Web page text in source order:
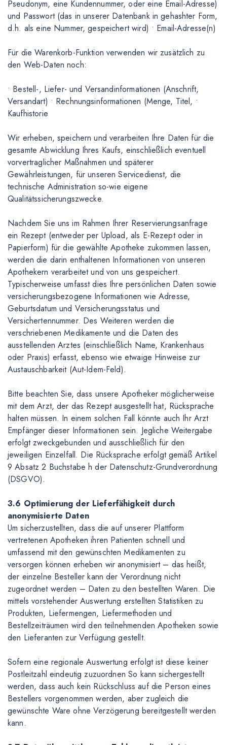
Pseudonym, eine Kundennummer, oder eine Email-Adresse)
und Passwort (das in unserer Datenbank in gehashter Form,
d.h. als eine Nummer, gespeichert wird) • Email-Adresse(n)
Für die Warenkorb-Funktion verwenden wir zusätzlich zu
den Web-Daten noch:
• Bestell-, Liefer- und Versandinformationen (Anschrift,
Versandart) • Rechnungsinformationen (Menge, Titel, •
Kaufhistorie
Wir erheben, speichern und verarbeiten Ihre Daten für die
gesamte Abwicklung Ihres Kaufs, einschließlich eventuell
vorvertraglicher Maßnahmen und späterer
Gewährleistungen, für unseren Servicedienst, die
technische Administration so-wie eigene
Qualitätssicherungszwecke.
Nachdem Sie uns im Rahmen Ihrer Reservierungsanfrage
ein Rezept (entweder per Upload, als E-Rezept oder in
Papierform) für die gewählte Apotheke zukommen lassen,
werden die darin enthaltenen Informationen von unseren
Apothekern verarbeitet und von uns gespeichert.
Typischerweise umfasst dies Ihre persönlichen Daten sowie
versicherungsbezogene Informationen wie Adresse,
Geburtsdatum und Versicherungsstatus und
Versichertennummer. Des Weiteren werden die
verschriebenen Medikamente und die Daten des
ausstellenden Arztes (einschließlich Name, Krankenhaus
oder Praxis) erfasst, ebenso wie etwaige Hinweise zur
Austauschbarkeit (Aut-Idem-Feld).
Bitte beachten Sie, dass unsere Apotheker möglicherweise
mit dem Arzt, der das Rezept ausgestellt hat, Rücksprache
halten müssen. In einem solchen Fall könnte auch Ihr Arzt
Empfänger dieser Informationen sein. Jegliche Weitergabe
erfolgt zweckgebunden und ausschließlich für den
jeweiligen Einzelfall. Die Rücksprache erfolgt gemäß Artikel
9 Absatz 2 Buchstabe h der Datenschutz-Grundverordnung
(DSGVO).
3.6 Optimierung der Lieferfähigkeit durch
anonymisierte Daten
Um sicherzustellten, dass die auf unserer Plattform
vertretenen Apotheken ihren Patienten schnell und
umfassend mit den gewünschten Medikamenten zu
versorgen können erheben wir anonymisiert – das heißt,
der einzelne Besteller kann der Verordnung nicht
zugeordnet werden – Daten zu den bestellten Waren. Die
mittels vorstehender Auswertung erstellten Statistiken zu
Produkten, Liefermengen, Liefermethoden und
Bestellzeiträumen wird den teilnehmenden Apotheken sowie
den Lieferanten zur Verfügung gestellt.
Sofern eine regionale Auswertung erfolgt ist diese keiner
Postleitzahl eindeutig zuzuordnen So kann sichergestellt
werden, dass auch kein Rückschluss auf die Person eines
Bestellers vorgenommen werden, aber zugleich die
gewünschte Ware ohne Verzögerung bereitgestellt werden
kann.